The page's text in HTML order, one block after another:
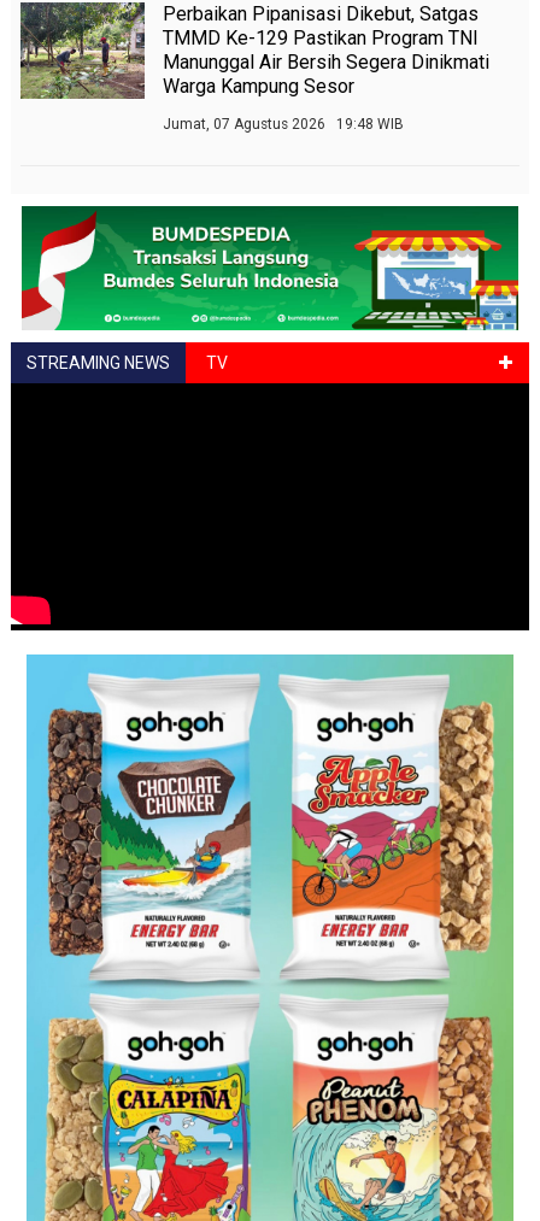
Perbaikan Pipanisasi Dikebut, Satgas
TMMD Ke-129 Pastikan Program TNI
Manunggal Air Bersih Segera Dinikmati
Warga Kampung Sesor
Jumat, 07 Agustus 2026 19:48 WIB
STREAMING NEWS TV